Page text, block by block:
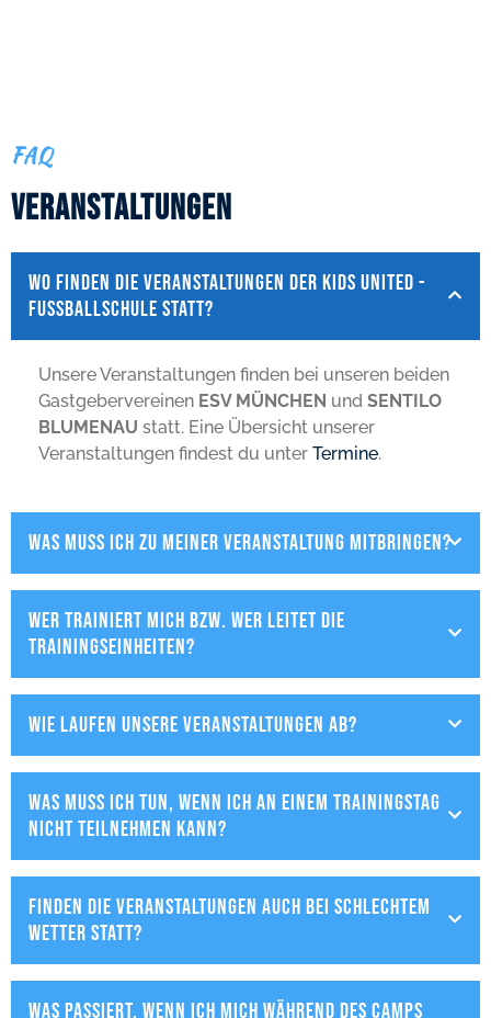
FAQ
Veranstaltungen
Wo finden die Veranstaltungen der KIDS UNITED -
Fussballschule statt?
Unsere Veranstaltungen finden bei unseren beiden
Gastgebervereinen ESV MÜNCHEN und SENTILO
BLUMENAU statt. Eine Übersicht unserer
Veranstaltungen findest du unter Termine.
Was muss ich zu meiner Veranstaltung mitbringen?
Wer trainiert mich bzw. wer leitet die
Trainingseinheiten?
Wie laufen unsere Veranstaltungen ab?
Was muss ich tun, wenn ich an einem Trainingstag
nicht teilnehmen kann?
Finden die Veranstaltungen auch bei schlechtem
Wetter statt?
Was passiert, wenn ich mich während des Camps